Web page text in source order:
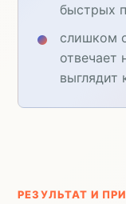
быстрых
слишком
отвечает
выглядит
РЕЗУЛЬТАТ И